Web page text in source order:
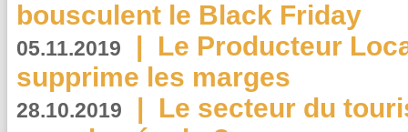
bousculent le Black Friday
05.11.2019 | Le Producteur
supprime les marges
28.10.2019 | Le secteur du